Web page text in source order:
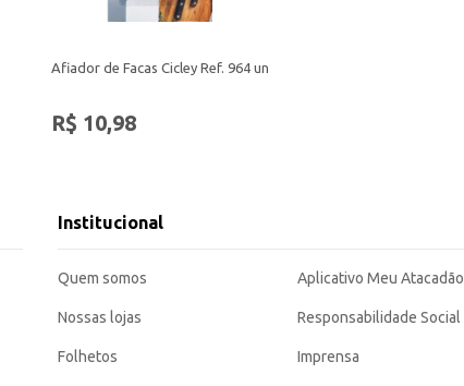
Afiador de Facas Cicley Ref. 964 un
R$ 10,98
Institucional
Quem somos
Nossas lojas
Folhetos
Aplicativo Meu Atacadão
Responsabilidade Social
Imprensa